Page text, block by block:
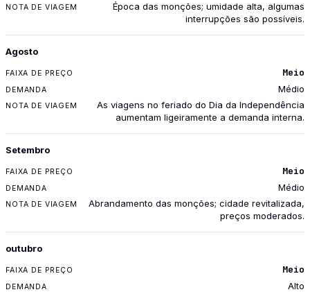
Época das monções; umidade alta, algumas
interrupções são possíveis.
Agosto
Meio
Médio
As viagens no feriado do Dia da Independência
aumentam ligeiramente a demanda interna.
Setembro
Meio
Médio
Abrandamento das monções; cidade revitalizada,
preços moderados.
outubro
Meio
Alto